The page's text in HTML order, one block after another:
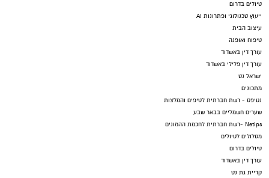
טיולים בדרום
ייעוץ טכנולוגי ופתרונות AI
עיצוב הבית
טיפוח ואופנה
עורך דין באשדוד
עורך דין פלילי באשדוד
ישראל נט
מתכונים
נטיפס - רשת חברתית לטיפים והמלצות
שערים חשמליים בבאר שבע
Netips -רשת חברתית לחכמת ההמונים
מסלולים לטיולים
טיולים בדרום
עורך דין באשדוד
קריית גת נט